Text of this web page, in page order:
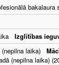
bakalaura
Izglītības
(nepilna laika)
(nepilna laika)